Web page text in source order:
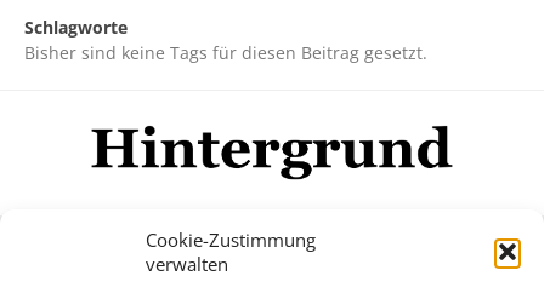
Cookie-Zustimmung
verwalten
Schlagworte
Bisher sind keine Tags für diesen Beitrag gesetzt.